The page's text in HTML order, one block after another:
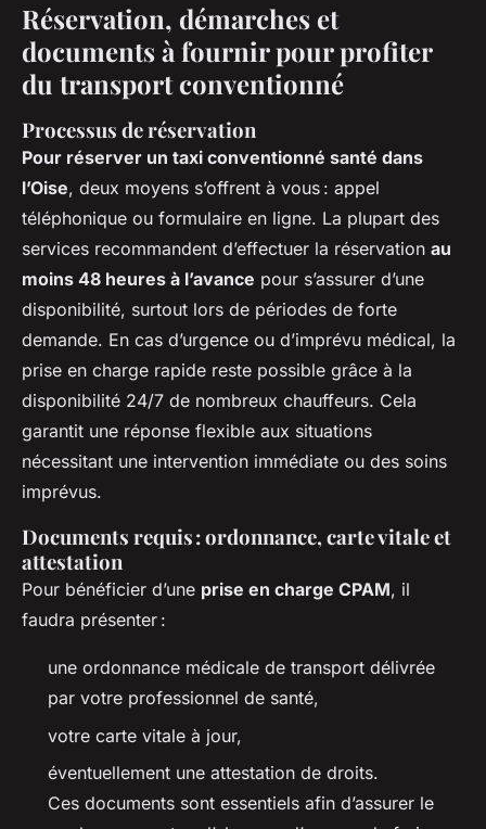
Réservation, démarches et
documents à fournir pour profiter
du transport conventionné
Processus de réservation
Pour réserver un taxi conventionné santé dans
l’Oise, deux moyens s’offrent à vous : appel
téléphonique ou formulaire en ligne. La plupart des
services recommandent d’effectuer la réservation au
moins 48 heures à l’avance pour s’assurer d’une
disponibilité, surtout lors de périodes de forte
demande. En cas d’urgence ou d’imprévu médical, la
prise en charge rapide reste possible grâce à la
disponibilité 24/7 de nombreux chauffeurs. Cela
garantit une réponse flexible aux situations
nécessitant une intervention immédiate ou des soins
imprévus.
Documents requis : ordonnance, carte vitale et
attestation
Pour bénéficier d’une prise en charge CPAM, il
faudra présenter :
une ordonnance médicale de transport délivrée
par votre professionnel de santé,
votre carte vitale à jour,
éventuellement une attestation de droits.
Ces documents sont essentiels afin d’assurer le